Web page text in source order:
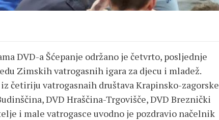
DVD-a Šćepanje održano je četvrto, posljednje
Zimskih vatrogasnih igara za djecu i mladež.
četiriju vatrogasnaih društava Krapinsko-zagorske
DVD Hraščina-Trgovišče, DVD Breznički
i male vatrogasce uvodno je pozdravio načelnik